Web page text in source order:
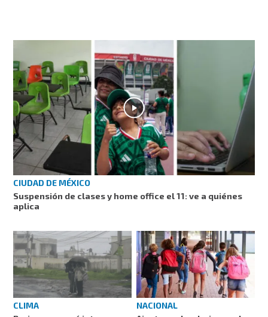
CIUDAD DE MÉXICO
Suspensión de clases y home office el 11: ve a quiénes
aplica
CLIMA
NACIONAL